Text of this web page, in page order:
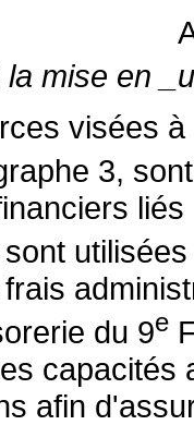
mise en
visées à
3,
du 9e
capacités
afin